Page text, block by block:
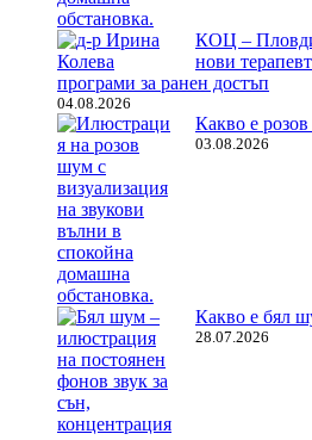
КОЦ –
нови
програми за ранен достъп
04.08.2026
Какво е
03.08.2026
Какво е бял
28.07.2026